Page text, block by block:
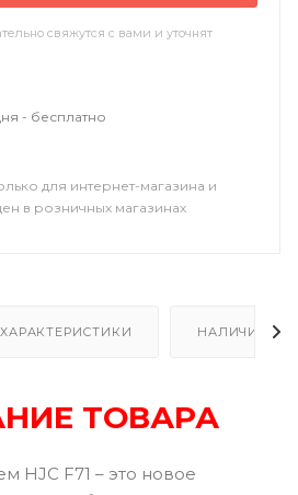
свяжутся с вами и уточнят
- бесплатно
для интернет-магазина и
в розничных магазинах
ХАРАКТЕРИСТИКИ НАЛИЧИЕ В
ТОВАРА
HJC F71 – это новое